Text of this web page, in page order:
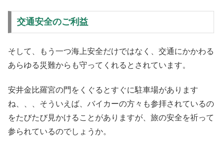
交通安全のご利益
そして、もう一つ海上安全だけではなく、交通にかかわる
あらゆる災難からも守ってくれるとされています。
安井金比羅宮の門をくぐるとすぐに駐車場があります
ね、、、そういえば、バイカーの方々も参拝されているの
をたびたび見かけることがありますが、旅の安全を祈って
参られているのでしょうか。